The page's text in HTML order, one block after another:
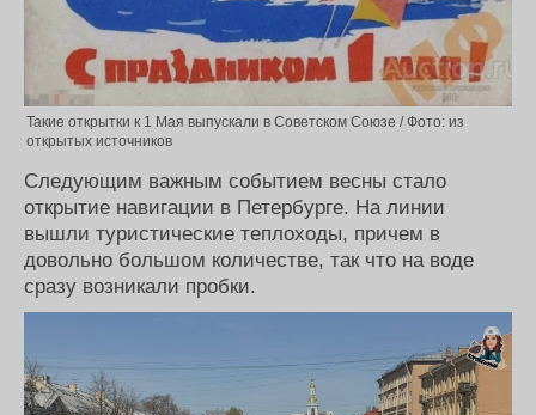
Такие открытки к 1 Мая выпускали в Советском Союзе / Фото: из
открытых источников
Следующим важным событием весны стало
открытие навигации в Петербурге. На линии
вышли туристические теплоходы, причем в
довольно большом количестве, так что на воде
сразу возникали пробки.